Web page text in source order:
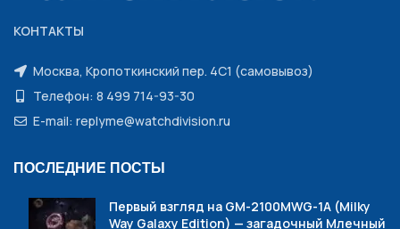
КОНТАКТЫ
Москва, Кропоткинский пер. 4С1 (самовывоз)
Телефон: 8 499 714-93-30
E-mail: replyme@watchdivision.ru
ПОСЛЕДНИЕ ПОСТЫ
Первый взгляд на GM-2100MWG-1A (Milky
Way Galaxy Edition) — загадочный Млечный